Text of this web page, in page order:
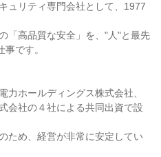
ュリティ専門会社として、1977
「高品質な安全」を、"人"と最先
です。
力ホールディングス株式会社、
会社の４社による共同出資で設
ため、経営が非常に安定してい